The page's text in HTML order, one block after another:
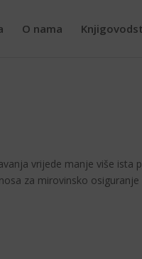
O nama
vrijede manje više ista
za mirovinsko